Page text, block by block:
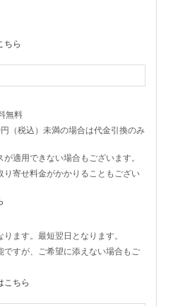
ちら
無料
（税込）未満の場合は代金引換のみ
適用できない場合もございます。
り寄せ料金がかかりることもござい
ます。最短翌日となります。
ですが、ご希望に添えない場合もご
こちら